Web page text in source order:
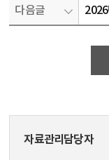
다음글
자료관리담당자